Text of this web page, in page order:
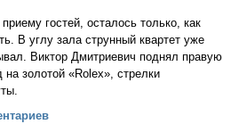
гостей, осталось только, как
В углу зала струнный квартет уже
Виктор Дмитриевич поднял правую
золотой «Rolex», стрелки